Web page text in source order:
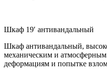
Шкаф 19′ антивандальный
Шкаф антивандальный,
механическим и
деформациям и попытке